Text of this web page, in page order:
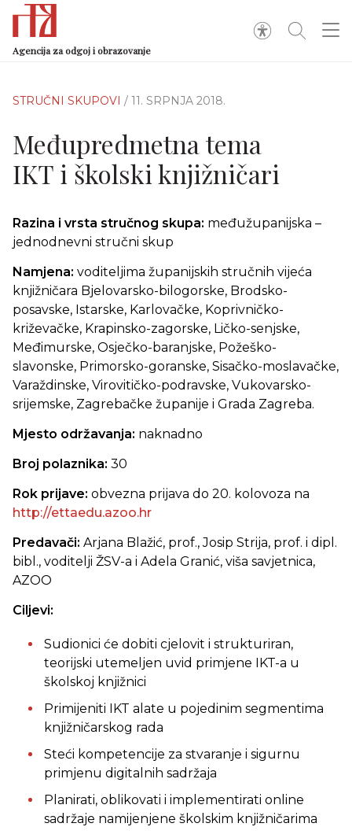
Agencija za odgoj i obrazovanje
STRUČNI SKUPOVI / 11. SRPNJA 2018.
Međupredmetna tema
IKT i školski knjižničari
Razina i vrsta stručnog skupa: međužupanijska –
jednodnevni stručni skup
Namjena: voditeljima županijskih stručnih vijeća
knjižničara Bjelovarsko-bilogorske, Brodsko-
posavske, Istarske, Karlovačke, Koprivničko-
križevačke, Krapinsko-zagorske, Ličko-senjske,
Međimurske, Osječko-baranjske, Požeško-
slavonske, Primorsko-goranske, Sisačko-moslavačke,
Varaždinske, Virovitičko-podravske, Vukovarsko-
srijemske, Zagrebačke županije i Grada Zagreba.
Mjesto održavanja: naknadno
Broj polaznika: 30
Rok prijave: obvezna prijava do 20. kolovoza na
http://ettaedu.azoo.hr
Predavači: Arjana Blažić, prof., Josip Strija, prof. i dipl.
bibl., voditelji ŽSV-a i Adela Granić, viša savjetnica,
AZOO
Ciljevi:
Sudionici će dobiti cjelovit i strukturiran,
teorijski utemeljen uvid primjene IKT-a u
školskoj knjižnici
Primijeniti IKT alate u pojedinim segmentima
knjižničarskog rada
Steći kompetencije za stvaranje i sigurnu
primjenu digitalnih sadržaja
Planirati, oblikovati i implementirati online
sadržaje namijenjene školskim knjižničarima